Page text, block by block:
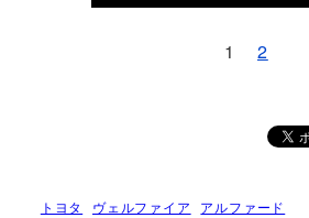
1 2
トヨタ ヴェルファイア アルファード